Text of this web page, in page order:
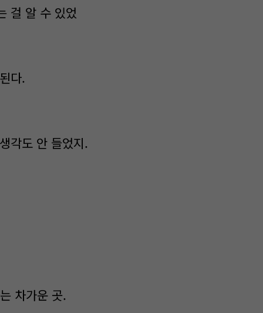
걸 알 수 있었
다.
각도 안 들었지.
차가운 곳.